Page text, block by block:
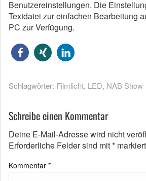
Benutzereinstellungen. Die
Textdatei zur einfachen Bearbeitung
PC zur Verfügung.
Schlagwörter: Filmlicht, LED, NAB Show
Schreibe einen Kommentar
Deine E-Mail-Adresse wird nicht
Erforderliche Felder sind mit*
Kommentar *